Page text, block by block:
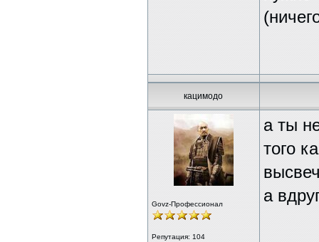
кацимодо
Govz-Профессионал
Репутация: 104
а ты
того
а